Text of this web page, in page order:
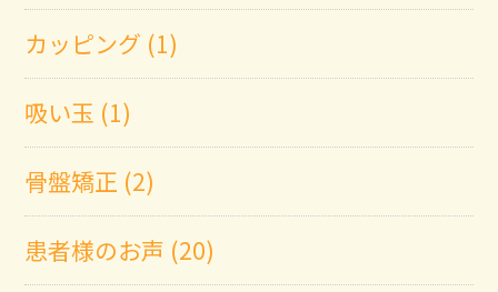
カッピング (1)
吸い玉 (1)
骨盤矯正 (2)
患者様のお声 (20)